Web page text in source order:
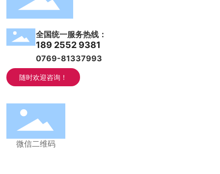
全国统一服务热线：
189 2552 9381
0769-81337993
随时欢迎咨询！
微信二维码